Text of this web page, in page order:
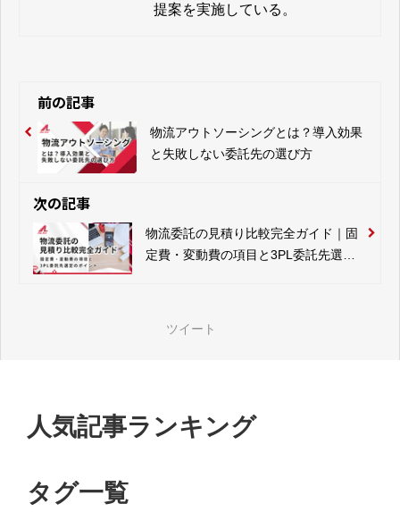
提案を実施している。
前の記事
物流アウトソーシングとは？導入効果
と失敗しない委託先の選び方
次の記事
物流委託の見積り比較完全ガイド｜固
定費・変動費の項目と3PL委託先選定
ツイート
人気記事ランキング
タグ一覧